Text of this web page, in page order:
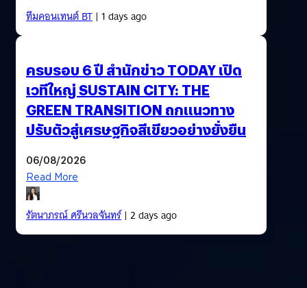
ทีมคอนเทนต์ BT| 1 days ago
ครบรอบ 6 ปี สำนักข่าว TODAY เปิด
เวทีใหญ่ SUSTAIN CITY: THE
GREEN TRANSITION ถกแนวทาง
ปรับตัวสู่เศรษฐกิจสีเขียวอย่างยั่งยืน
06/08/2026
Read More
รัตนาภรณ์ ศรีนวลจันทร์| 2 days ago